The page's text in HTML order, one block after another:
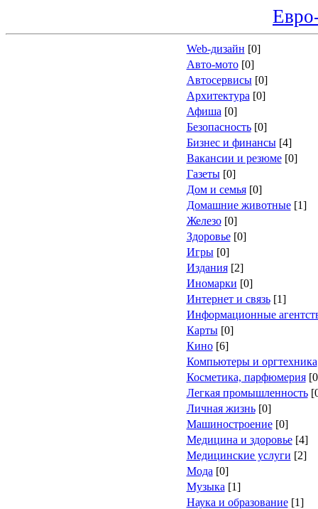
Web-дизайн [0]
Авто-мото[0]
Автосервисы[0]
Архитектура [0]
Афиша [0]
Безопасность[0]
Бизнес и финансы[4]
Вакансии и резюме[0]
Газеты[0]
Дом и семья[0]
Домашние животные[1]
Железо[0]
Здоровье[0]
Игры[0]
Издания[2]
Иномарки [0]
Интернет и связь[1]
Информационные
Карты[0]
Кино[6]
Компьютеры и оргтехника
Косметика, парфюмерия
Легкая промышленность
Личная жизнь[0]
Машиностроение[0]
Медицина и здоровье[4]
Медицинские услуги [2]
Мода [0]
Музыка [1]
Наука и образование[1]